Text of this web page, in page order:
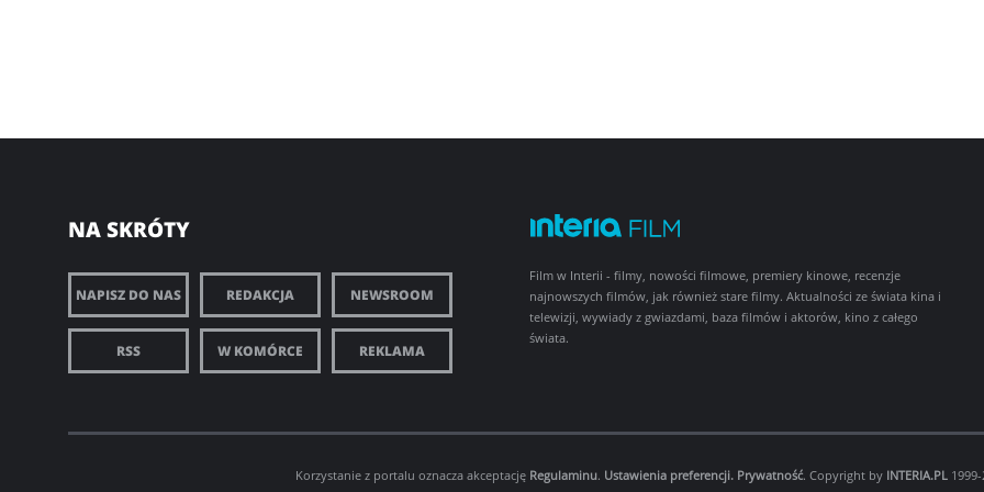
NA SKRÓTY
NAPISZ DO NAS REDAKCJA NEWSROOM
RSS W KOMÓRCE REKLAMA
Film w Interii - filmy, nowości filmowe, premiery kinowe, recenzje
najnowszych filmów, jak również stare filmy. Aktualności ze świata kina i
telewizji, wywiady z gwiazdami, baza filmów i aktorów, kino z całego
świata.
Korzystanie z portalu oznacza akceptację Regulaminu. Ustawienia preferencji. Prywatność. Copyright by INTERIA.PL